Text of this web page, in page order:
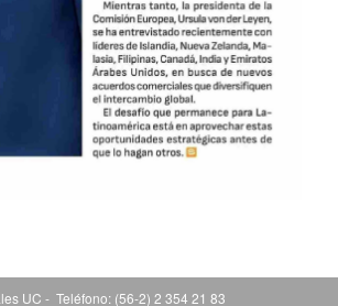
UC - Teléfono: (56-2) 2 354 21 83